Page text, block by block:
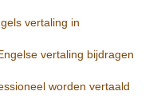
vertaling in
vertaling bijdragen
worden vertaald